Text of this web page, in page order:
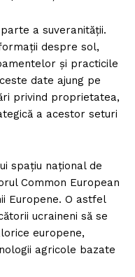
a suveranității.
despre sol,
și practicile
date ajung pe
privind proprietatea,
a acestor seturi
spațiu național de
Common European
Europene. O astfel
ucraineni să se
europene,
agricole bazate